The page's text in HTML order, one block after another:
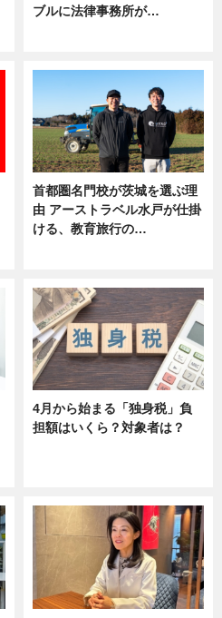
ブルに法律事務所が…
首都圏名門校が茨城を選ぶ理
由 アーストラベル水戸が仕掛
ける、教育旅行の…
4月から始まる「独身税」負
担額はいくら？対象者は？